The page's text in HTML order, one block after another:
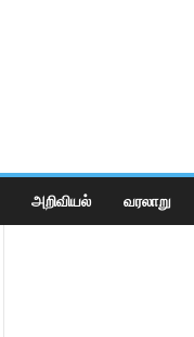
அறிவியல் வரலாறு